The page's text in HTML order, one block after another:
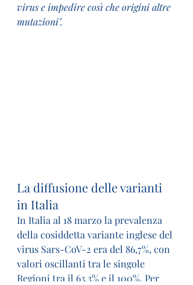
virus e impedire così che origini altre
mutazioni".
La diffusione delle varianti
in Italia
In Italia al 18 marzo la prevalenza
della cosiddetta variante inglese del
virus Sars-CoV-2 era del 86,7%, con
valori oscillanti tra le singole
Regioni tra il 63,3% e il 100%. Per